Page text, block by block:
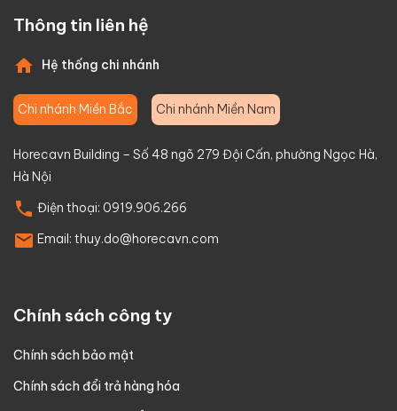
Thông tin liên hệ
Hệ thống chi nhánh
Chi nhánh Miền Bắc Chi nhánh Miền Nam
Horecavn Building – Số 48 ngõ 279 Đội Cấn, phường Ngọc Hà,
Hà Nội
Điện thoại: 0919.906.266
Email: thuy.do@horecavn.com
Chính sách công ty
Chính sách bảo mật
Chính sách đổi trả hàng hóa